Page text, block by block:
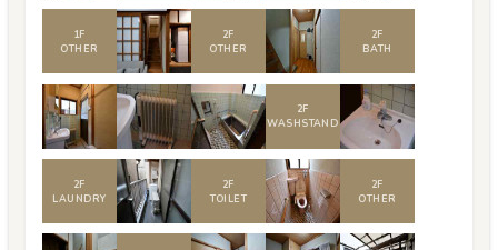
1F
OTHER
2F
OTHER
2F
BATH
2F
WASHSTAND
2F
LAUNDRY
2F
TOILET
2F
OTHER